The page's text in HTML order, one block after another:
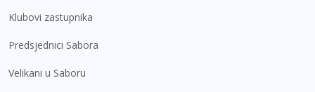
Klubovi zastupnika
Predsjednici Sabora
Velikani u Saboru